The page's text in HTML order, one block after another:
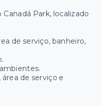
Park, localizado
de serviço, banheiro,
de serviço e